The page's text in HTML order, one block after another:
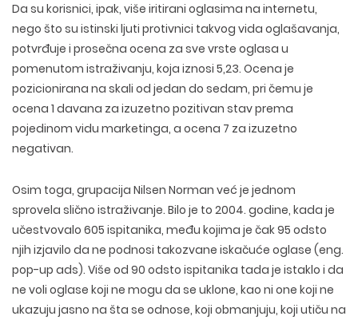
Da su korisnici, ipak, više iritirani oglasima na internetu,
nego što su istinski ljuti protivnici takvog vida oglašavanja,
potvrđuje i prosečna ocena za sve vrste oglasa u
pomenutom istraživanju, koja iznosi 5,23. Ocena je
pozicionirana na skali od jedan do sedam, pri čemu je
ocena 1 davana za izuzetno pozitivan stav prema
pojedinom vidu marketinga, a ocena 7 za izuzetno
negativan.
Osim toga, grupacija Nilsen Norman već je jednom
sprovela slično istraživanje. Bilo je to 2004. godine, kada je
učestvovalo 605 ispitanika, među kojima je čak 95 odsto
njih izjavilo da ne podnosi takozvane iskačuće oglase (eng.
pop-up ads). Više od 90 odsto ispitanika tada je istaklo i da
ne voli oglase koji ne mogu da se uklone, kao ni one koji ne
ukazuju jasno na šta se odnose, koji obmanjuju, koji utiču na